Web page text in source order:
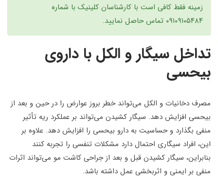
زمینه فقط کافی است با کارشناسان کلینیک با شماره
۰۹۱۰۹۱۰۵۴۸۴ تماس حاصل نمایید.
تداخل سیگار و الکل با داروی
بیحسی
مصرف دخانیات و الکل می‌تواند خطر بروز عوارض را در حین و بعد از
بیحسی افزایش دهد. سیگار کشیدن می‌تواند بر عملکرد ریه تأثیر
منفی بگذارد و حساسیت به دارو بیحسی را افزایش دهد. علاوه بر
این، افراد سیگاری احتمال دارد مشکلات تنفسی را تجربه کنند
بنابراین، سیگار کشیدن قبل و بعد از جراحی کاشت مو می‌تواند اثرات
منفی بر ایمنی و اثربخشی عمل داشته باشد.